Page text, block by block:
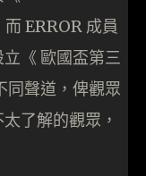
ERROR 成員
《 歐國盃第三
同聲道，俾觀眾
了解的觀眾，